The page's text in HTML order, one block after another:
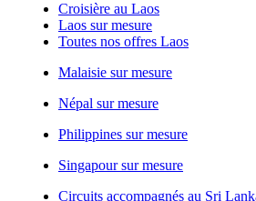
Croisière au Laos
Laos sur mesure
Toutes nos offres Laos
Malaisie sur mesure
Népal sur mesure
Philippines sur mesure
Singapour sur mesure
Circuits accompagnés au Sri